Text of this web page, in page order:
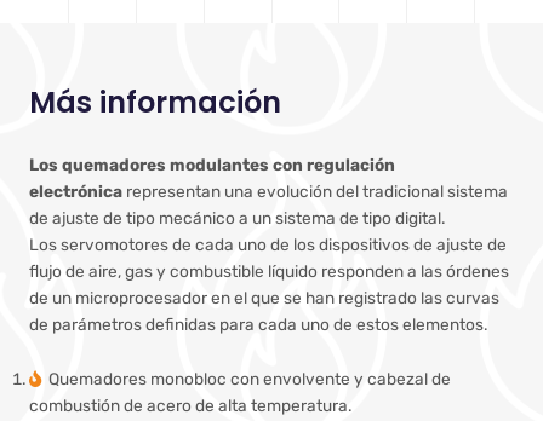
Más información
Los quemadores modulantes con regulación
electrónica representan una evolución del tradicional sistema
de ajuste de tipo mecánico a un sistema de tipo digital.
Los servomotores de cada uno de los dispositivos de ajuste de
flujo de aire, gas y combustible líquido responden a las órdenes
de un microprocesador en el que se han registrado las curvas
de parámetros definidas para cada uno de estos elementos.
Quemadores monobloc con envolvente y cabezal de
combustión de acero de alta temperatura.